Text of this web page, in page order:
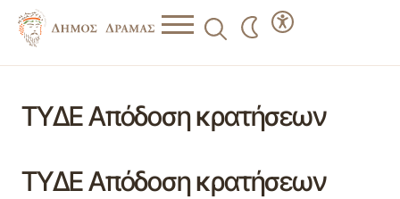
ΤΥΔΕ Απόδοση κρατήσεων
ΤΥΔΕ Απόδοση κρατήσεων